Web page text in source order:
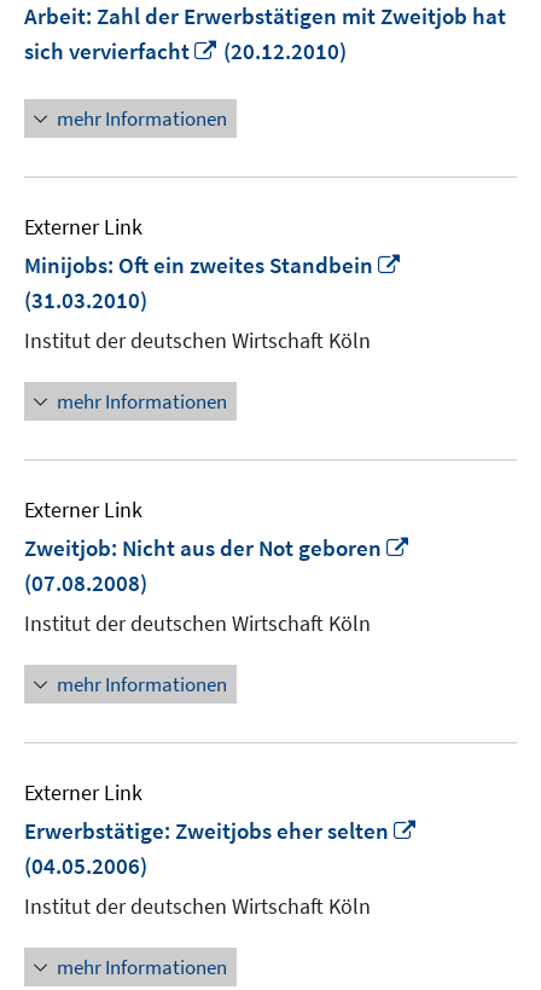
Arbeit: Zahl der Erwerbstätigen mit Zweitjob hat
sich vervierfacht
In
Fenster
öffnen
(20.12.2010)
mehr Informationen
Externer Link
Minijobs: Oft ein zweites Standbein
(31.03.2010)
Institut der deutschen Wirtschaft Köln
mehr Informationen
Externer Link
Zweitjob: Nicht aus der Not geboren
(07.08.2008)
Institut der deutschen Wirtschaft Köln
mehr Informationen
Externer Link
Erwerbstätige: Zweitjobs eher selten
(04.05.2006)
Institut der deutschen Wirtschaft Köln
mehr Informationen